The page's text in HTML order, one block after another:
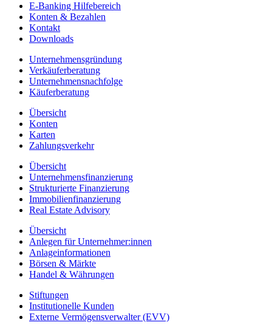
E-Banking Hilfebereich
Konten & Bezahlen
Kontakt
Downloads
Unternehmensgründung
Verkäuferberatung
Unternehmensnachfolge
Käuferberatung
Übersicht
Konten
Karten
Zahlungsverkehr
Übersicht
Unternehmensfinanzierung
Strukturierte Finanzierung
Immobilienfinanzierung
Real Estate Advisory
Übersicht
Anlegen für Unternehmer:innen
Anlageinformationen
Börsen & Märkte
Handel & Währungen
Stiftungen
Institutionelle Kunden
Externe Vermögensverwalter (EVV)